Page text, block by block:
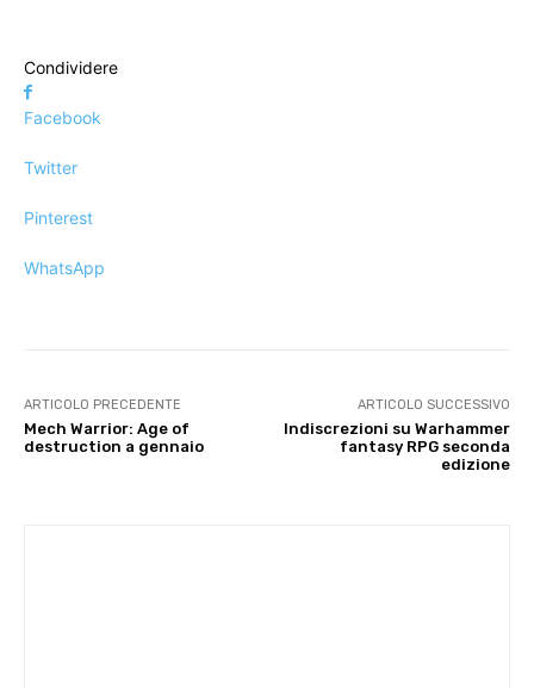
Condividere
Facebook
Twitter
Pinterest
WhatsApp
ARTICOLO PRECEDENTE
Mech Warrior: Age of
destruction a gennaio
ARTICOLO SUCCESSIVO
Indiscrezioni su Warhammer
fantasy RPG seconda
edizione